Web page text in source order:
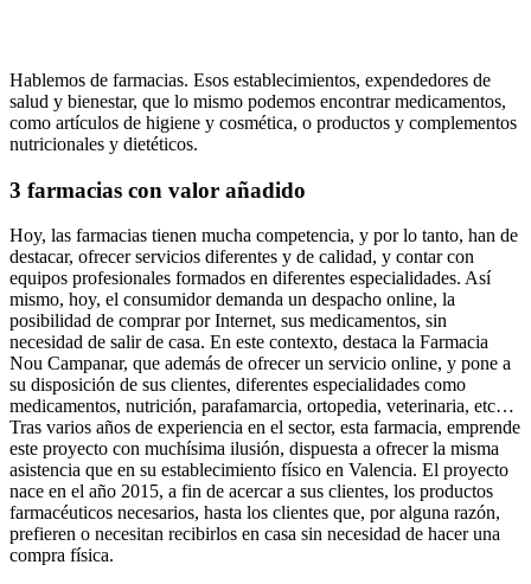
Hablemos de farmacias. Esos establecimientos, expendedores de
salud y bienestar, que lo mismo podemos encontrar medicamentos,
como artículos de higiene y cosmética, o productos y complementos
nutricionales y dietéticos.
3 farmacias con valor añadido
Hoy, las farmacias tienen mucha competencia, y por lo tanto, han de
destacar, ofrecer servicios diferentes y de calidad, y contar con
equipos profesionales formados en diferentes especialidades. Así
mismo, hoy, el consumidor demanda un despacho online, la
posibilidad de comprar por Internet, sus medicamentos, sin
necesidad de salir de casa. En este contexto, destaca la Farmacia
Nou Campanar, que además de ofrecer un servicio online, y pone a
su disposición de sus clientes, diferentes especialidades como
medicamentos, nutrición, parafamarcia, ortopedia, veterinaria, etc…
Tras varios años de experiencia en el sector, esta farmacia, emprende
este proyecto con muchísima ilusión, dispuesta a ofrecer la misma
asistencia que en su establecimiento físico en Valencia. El proyecto
nace en el año 2015, a fin de acercar a sus clientes, los productos
farmacéuticos necesarios, hasta los clientes que, por alguna razón,
prefieren o necesitan recibirlos en casa sin necesidad de hacer una
compra física.